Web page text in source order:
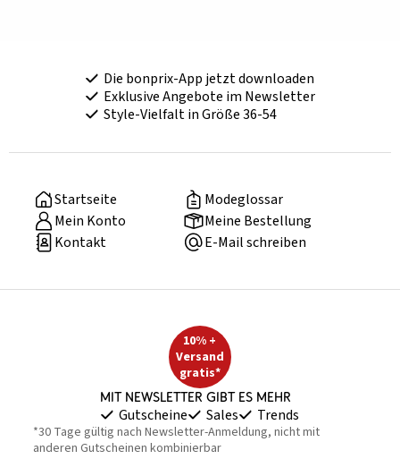
Die bonprix-App jetzt downloaden
Exklusive Angebote im Newsletter
Style-Vielfalt in Größe 36-54
Startseite
Modeglossar
Mein Konto
Meine Bestellung
Kontakt
E-Mail schreiben
10% +
Versand
gratis*
Mit Newsletter gibt es mehr
Gutscheine Sales Trends
*30 Tage gültig nach Newsletter-Anmeldung, nicht mit
anderen Gutscheinen kombinierbar